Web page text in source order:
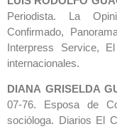
Periodista. La
Confirmado,
Interpress Service,
internacionales.
DIANA GRISELDA
07-76. Esposa de
socióloga. Diarios El